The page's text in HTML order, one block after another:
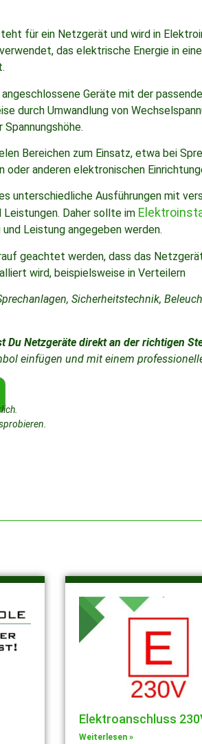
für ein Netzgerät und wird in
das elektrische Energie in
Geräte mit der
durch Umwandlung von
Bereichen zum Einsatz, etwa bei
oder anderen elektronischen
unterschiedliche Ausführungen mit
Leistungen. Daher sollte im
Leistung angegeben werden.
geachtet werden, dass das
wird, beispielsweise in Verteilern
Sicherheitstechnik,
Du Netzgeräte direkt an der richtigen
einfügen und mit einem
Elektroanschluss
Weiterlesen »